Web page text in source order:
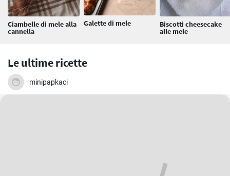
Ciambelle di mele alla
cannella
Galette di mele Biscotti cheesecake
alle mele
Le ultime ricette
minipapkaci